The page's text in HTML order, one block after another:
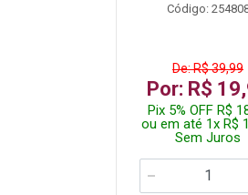
Código:
De: R$ 39,99
Por: R$
Pix 5% OFF R$
ou em até 1x R$
Sem Juros